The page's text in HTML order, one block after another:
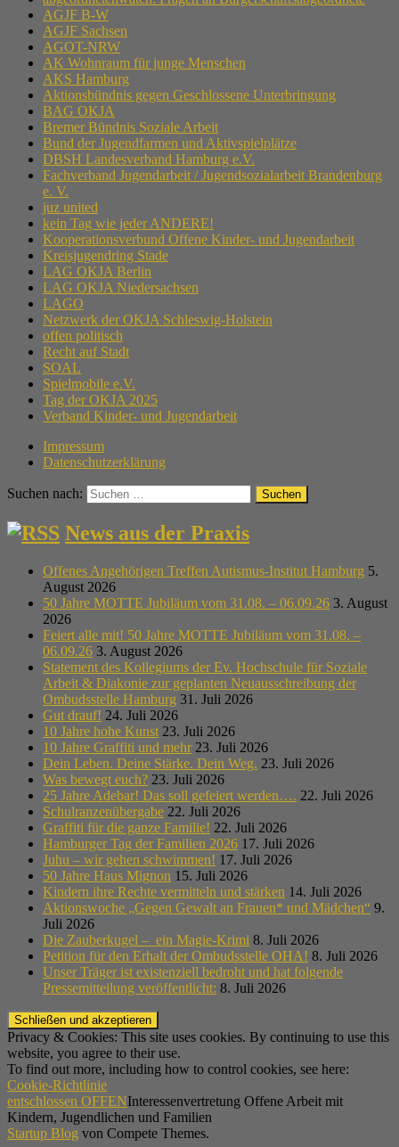
AGJF B-W
AGJF Sachsen
AGOT-NRW
AK Wohnraum für junge Menschen
AKS Hamburg
Aktionsbündnis gegen Geschlossene Unterbringung
BAG OKJA
Bremer Bündnis Soziale Arbeit
Bund der Jugendfarmen und Aktivspielplätze
DBSH Landesverband Hamburg e.V.
Fachverband Jugendarbeit / Jugendsozialarbeit Brandenburg
e. V.
juz united
kein Tag wie jeder ANDERE!
Kooperationsverbund Offene Kinder- und Jugendarbeit
Kreisjugendring Stade
LAG OKJA Berlin
LAG OKJA Niedersachsen
LAGO
Netzwerk der OKJA Schleswig-Holstein
offen politisch
Recht auf Stadt
SOAL
Spielmobile e.V.
Tag der OKJA 2025
Verband Kinder- und Jugendarbeit
Impressum
Datenschutzerklärung
Suchen nach:
News aus der Praxis
Offenes Angehörigen Treffen Autismus-Institut Hamburg 5.
August 2026
50 Jahre MOTTE Jubiläum vom 31.08. – 06.09.26 3. August
2026
Feiert alle mit! 50 Jahre MOTTE Jubiläum vom 31.08. –
06.09.26 3. August 2026
Statement des Kollegiums der Ev. Hochschule für Soziale
Arbeit & Diakonie zur geplanten Neuausschreibung der
Ombudsstelle Hamburg 31. Juli 2026
Gut drauf! 24. Juli 2026
10 Jahre hohe Kunst 23. Juli 2026
10 Jahre Graffiti und mehr 23. Juli 2026
Dein Leben. Deine Stärke. Dein Weg. 23. Juli 2026
Was bewegt euch? 23. Juli 2026
25 Jahre Adebar! Das soll gefeiert werden…. 22. Juli 2026
Schulranzenübergabe 22. Juli 2026
Graffiti für die ganze Familie! 22. Juli 2026
Hamburger Tag der Familien 2026 17. Juli 2026
Juhu – wir gehen schwimmen! 17. Juli 2026
50 Jahre Haus Mignon 15. Juli 2026
Kindern ihre Rechte vermitteln und stärken 14. Juli 2026
Aktionswoche „Gegen Gewalt an Frauen* und Mädchen“ 9.
Juli 2026
Die Zauberkugel – ein Magie-Krimi 8. Juli 2026
Petition für den Erhalt der Ombudsstelle OHA! 8. Juli 2026
Unser Träger ist existenziell bedroht und hat folgende
Pressemitteilung veröffentlicht: 8. Juli 2026
Privacy & Cookies: This site uses cookies. By continuing to use this
website, you agree to their use.
To find out more, including how to control cookies, see here:
Cookie-Richtlinie
entschlossen OFFENInteressenvertretung Offene Arbeit mit
Kindern, Jugendlichen und Familien
Startup Blog von Compete Themes.